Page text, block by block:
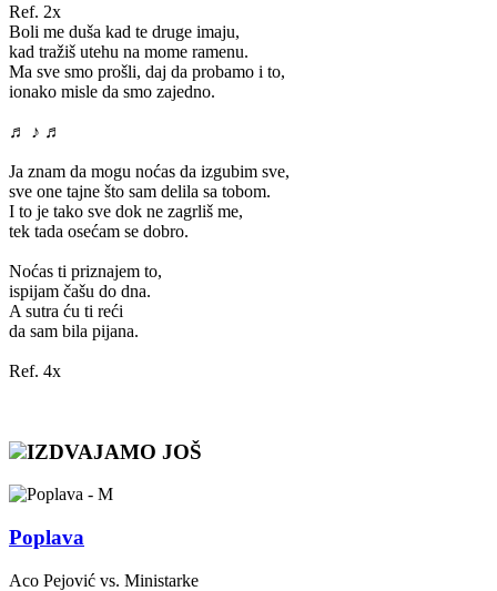
Ref. 2x
Boli me duša kad te druge imaju,
kad tražiš utehu na mome ramenu.
Ma sve smo prošli, daj da probamo i to,
ionako misle da smo zajedno.
♬ ♪ ♬
Ja znam da mogu noćas da izgubim sve,
sve one tajne što sam delila sa tobom.
I to je tako sve dok ne zagrliš me,
tek tada osećam se dobro.
Noćas ti priznajem to,
ispijam čašu do dna.
A sutra ću ti reći
da sam bila pijana.
Ref. 4x
IZDVAJAMO JOŠ
Poplava
Aco Pejović vs. Ministarke